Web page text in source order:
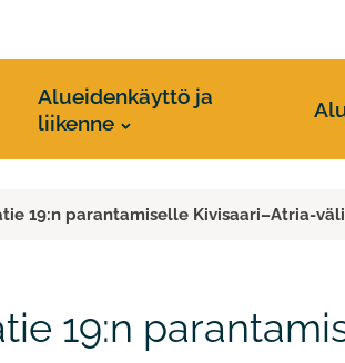
Alueidenkäyttö ja
liikenne
19:n parantamiselle Kivisaari–Atria-
19:n